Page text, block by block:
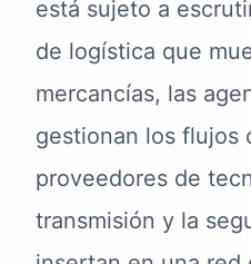
está sujeto a
de logística que
mercancías, las
gestionan los flujos
proveedores de
transmisión y la